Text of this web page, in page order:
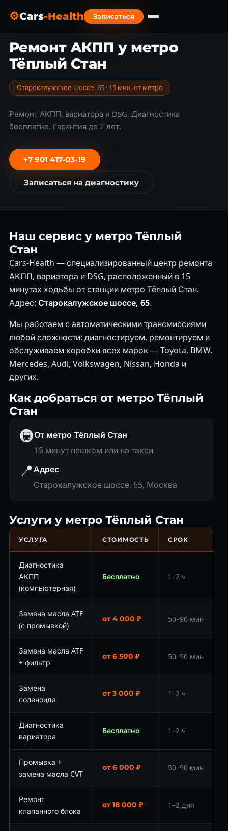
⚙Cars-Health Записаться
Метро Тёплый Стан
Ремонт АКПП у метро
Тёплый Стан
Старокалужское шоссе, 65 · 15 мин. от метро
Ремонт АКПП, вариатора и DSG. Диагностика
бесплатно. Гарантия до 2 лет.
+7 901 417-03-19
Записаться на диагностику
Наш сервис у метро Тёплый
Стан
Cars-Health — специализированный центр ремонта
АКПП, вариатора и DSG, расположенный в 15
минутах ходьбы от станции метро Тёплый Стан.
Адрес: Старокалужское шоссе, 65.
Мы работаем с автоматическими трансмиссиями
любой сложности: диагностируем, ремонтируем и
обслуживаем коробки всех марок — Toyota, BMW,
Mercedes, Audi, Volkswagen, Nissan, Honda и
других.
Как добраться от метро Тёплый
Стан
🚇От метро Тёплый Стан
15 минут пешком или на такси
📍Адрес
Старокалужское шоссе, 65, Москва
Услуги у метро Тёплый Стан
УСЛУГА СТОИМОСТЬ СРОК
Диагностика
АКПП
(компьютерная)
Бесплатно 1–2 ч
Замена масла ATF
(с промывкой)
от 4 000 ₽ 50–90 мин
Замена масла ATF
+ фильтр
от 6 500 ₽ 50–90 мин
Замена
соленоида
от 3 000 ₽ 1–2 ч
Диагностика
вариатора
Бесплатно 1–2 ч
Промывка +
замена масла CVT
от 6 000 ₽ 50–90 мин
Ремонт
клапанного блока
от 18 000 ₽ 1–2 дня